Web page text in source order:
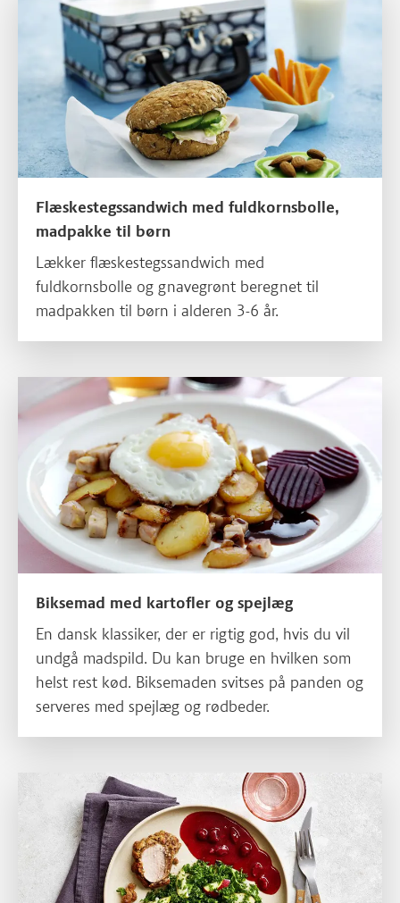
du".
Flæskestegssandwich med fuldkornsbolle,
madpakke til børn
Lækker flæskestegssandwich med
fuldkornsbolle og gnavegrønt beregnet til
madpakken til børn i alderen 3-6 år.
Læs mere om Biksemad med kartofler og spejlæg
Biksemad med kartofler og spejlæg
En dansk klassiker, der er rigtig god, hvis du vil
undgå madspild. Du kan bruge en hvilken som
helst rest kød. Biksemaden svitses på panden og
serveres med spejlæg og rødbeder.
Læs mere om Indbagt julemørbrad med kirsebærsmørsauce og